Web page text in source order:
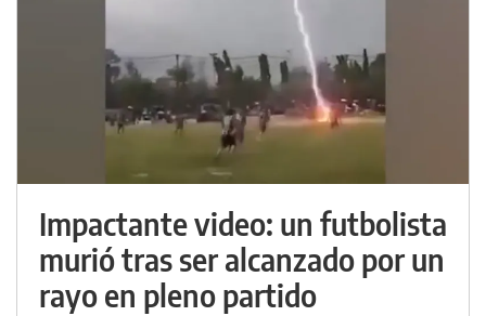
Impactante video: un futbolista
murió tras ser alcanzado por un
rayo en pleno partido